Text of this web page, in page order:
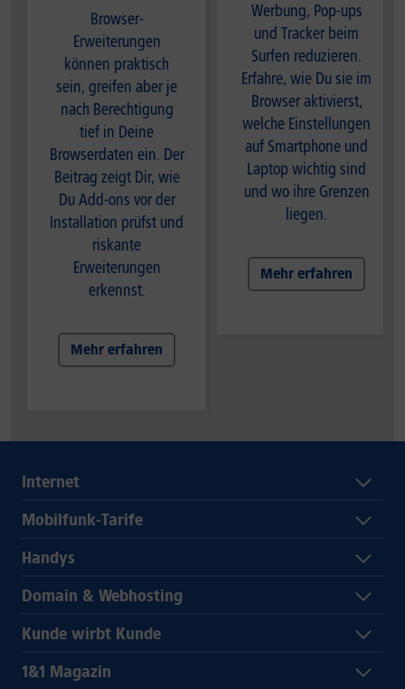
Browser-
Erweiterungen
können praktisch
sein, greifen aber je
nach Berechtigung
tief in Deine
Browserdaten ein. Der
Beitrag zeigt Dir, wie
Du Add-ons vor der
Installation prüfst und
riskante
Erweiterungen
erkennst.
Mehr erfahren
Werbung, Pop-ups
und Tracker beim
Surfen reduzieren.
Erfahre, wie Du sie im
Browser aktivierst,
welche Einstellungen
auf Smartphone und
Laptop wichtig sind
und wo ihre Grenzen
liegen.
Mehr erfahren
Internet
Mobilfunk-Tarife
Handys
Domain & Webhosting
Kunde wirbt Kunde
1&1 Magazin